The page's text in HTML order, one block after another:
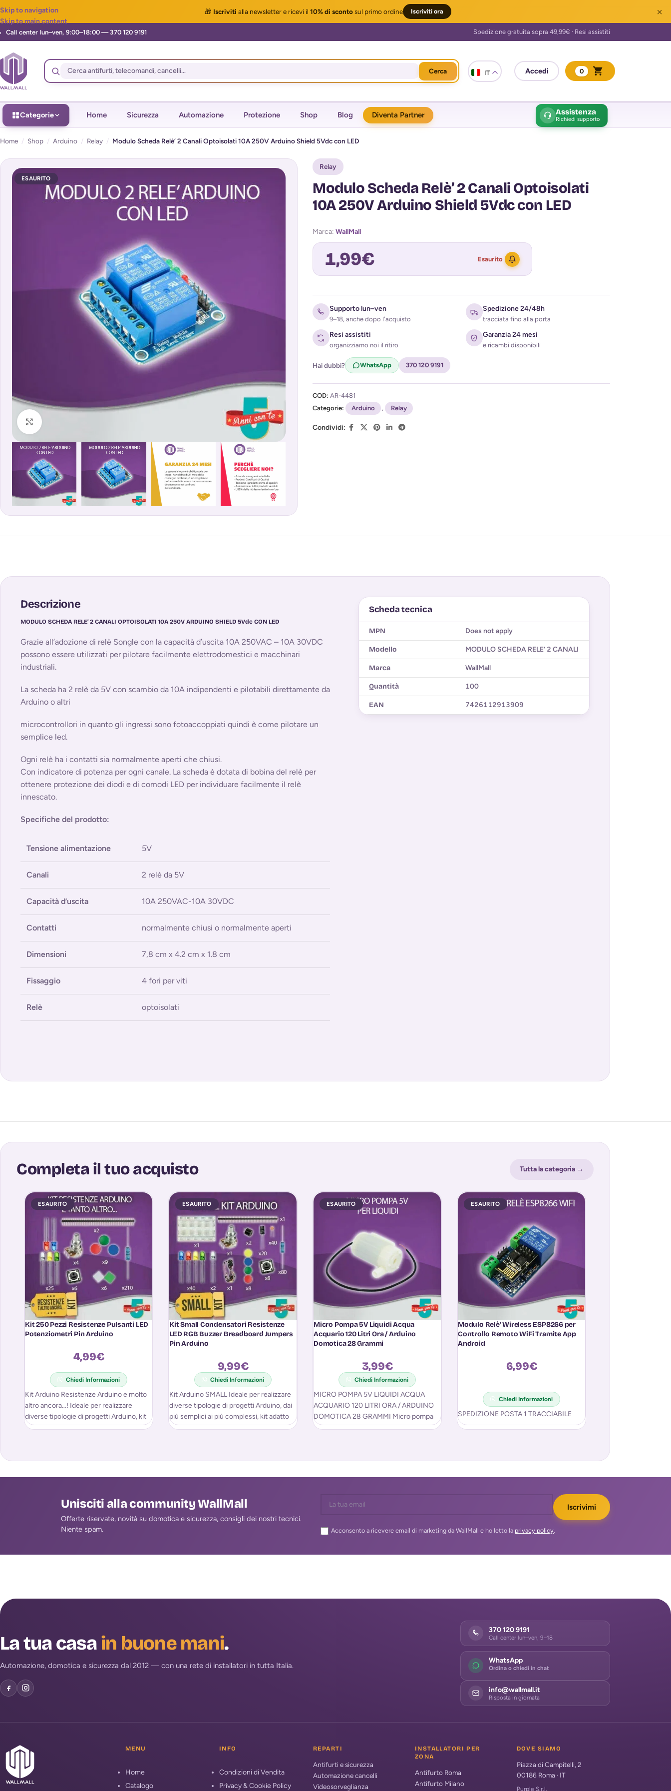
🎁 Iscriviti alla newslettere ricevi il 10% di scontosul primo ordine Iscriviti ora ×
Skip to navigation
Skip to main content
Cerca IT 0
Categorie Home Sicurezza Automazione Protezione Shop Blog Diventa Partner Assistenza
Richiedi supporto
Home / Shop / Arduino / Relay / Modulo Scheda Relè’ 2 Canali Optoisolati 10A 250V Arduino Shield 5Vdc con LED
ESAURITO
Relay
Modulo Scheda Relè’ 2 Canali Optoisolati
10A 250V Arduino Shield 5Vdc con LED
Marca: WallMall
1,99€ Esaurito
Acconsento al trattamento dei miei dati per ricevere l'avviso di disponibilità
(Privacy Policy)
Supporto lun–ven
9–18, anche dopo l'acquisto
Spedizione 24/48h
tracciata fino alla porta
Resi assistiti
organizziamo noi il ritiro
Garanzia 24 mesi
e ricambi disponibili
Hai dubbi? WhatsApp 370 120 9191
COD: AR-4481
Categorie:
Arduino , Relay
Condividi:
Descrizione
MODULO SCHEDA RELE’ 2 CANALI OPTOISOLATI 10A 250V ARDUINO SHIELD 5Vdc CON LED
Grazie all’adozione di relè Songle con la capacità d’uscita 10A 250VAC – 10A 30VDC
possono essere utilizzati per pilotare facilmente elettrodomestici e macchinari
industriali.
La scheda ha 2 relè da 5V con scambio da 10A indipendenti e pilotabili direttamente da
Arduino o altri
microcontrollori in quanto gli ingressi sono fotoaccoppiati quindi è come pilotare un
semplice led.
Ogni relè ha i contatti sia normalmente aperti che chiusi.
Con indicatore di potenza per ogni canale. La scheda è dotata di bobina del relè per
ottenere protezione dei diodi e di comodi LED per individuare facilmente il relè
innescato.
Specifiche del prodotto:
Tensione alimentazione 5V
Canali 2 relè da 5V
Capacità d’uscita 10A 250VAC-10A 30VDC
Contatti normalmente chiusi o normalmente aperti
Dimensioni 7,8 cm x 4.2 cm x 1.8 cm
Fissaggio 4 fori per viti
Relè optoisolati
Scheda tecnica
MPN Does not apply
Modello MODULO SCHEDA RELE’ 2 CANALI
Marca WallMall
Quantità 100
EAN 7426112913909
Completa il tuo acquisto Tutta la categoria →
ESAURITO
Kit 250 Pezzi Resistenze Pulsanti LED
Potenziometri Pin Arduino
4,99€
Chiedi Informazioni
Kit Arduino Resistenze Arduino e molto
altro ancora…! Ideale per realizzare
diverse tipologie di progetti Arduino, kit
adatto ai principianti. Riceverai
ESAURITO
Kit Small Condensatori Resistenze
LED RGB Buzzer Breadboard Jumpers
Pin Arduino
9,99€
Chiedi Informazioni
Kit Arduino SMALL Ideale per realizzare
diverse tipologie di progetti Arduino, dai
più semplici ai più complessi, kit adatto
ad
ESAURITO
Micro Pompa 5V Liquidi Acqua
Acquario 120 Litri Ora / Arduino
Domotica 28 Grammi
3,99€
Chiedi Informazioni
MICRO POMPA 5V LIQUIDI ACQUA
ACQUARIO 120 LITRI ORA / ARDUINO
DOMOTICA 28 GRAMMI Micro pompa
per liquidi adatta per
ESAURITO
Modulo Relè’ Wireless ESP8266 per
Controllo Remoto WiFi Tramite App
Android
6,99€
Chiedi Informazioni
SPEDIZIONE POSTA 1 TRACCIABILE
temperatura.
Unisciti alla community WallMall
Offerte riservate, novità su domotica e sicurezza, consigli dei nostri tecnici.
Niente spam.
Iscrivimi
Acconsento a ricevere email di marketing da WallMall e ho letto la privacy policy
La tua casa in buone mani.
Automazione, domotica e sicurezza dal 2012 — con una rete di installatori in tutta Italia.
370 120 9191
Call center lun–ven, 9–18
WhatsApp
Ordina o chiedi in chat
info@wallmall.it
Risposta in giornata
MENU
Home
Catalogo
INFO
Condizioni di Vendita
Privacy & Cookie Policy
REPARTI
Antifurti e sicurezza
Automazione cancelli
Videosorveglianza
INSTALLATORI PER
ZONA
Antifurto Roma
Antifurto Milano
DOVE SIAMO
Piazza di Campitelli, 2
00186 Roma · IT
Purple S.r.l.